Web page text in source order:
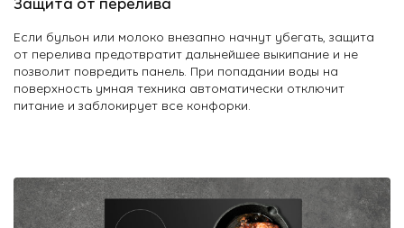
Если бульон или молоко внезапно начнут убегать, защита
от перелива предотвратит дальнейшее выкипание и не
позволит повредить панель. При попадании воды на
поверхность умная техника автоматически отключит
питание и заблокирует все конфорки.